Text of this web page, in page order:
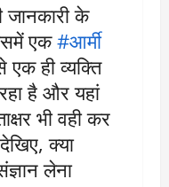
के
एक#आर्मी
ही व्यक्ति
है और यहां
भी वही कर
क्या
लेना